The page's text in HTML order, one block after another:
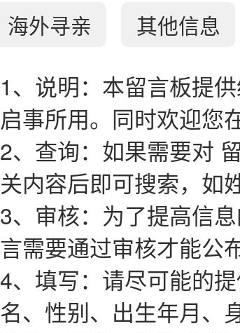
海外寻亲 其他信息
1、说明：本留言板提
启事所用。同时欢迎您
2、查询：如果需要对
关内容后即可搜索，如
3、审核：为了提高信
言需要通过审核才能公布
4、填写：请尽可能的
名、性别、出生年月、